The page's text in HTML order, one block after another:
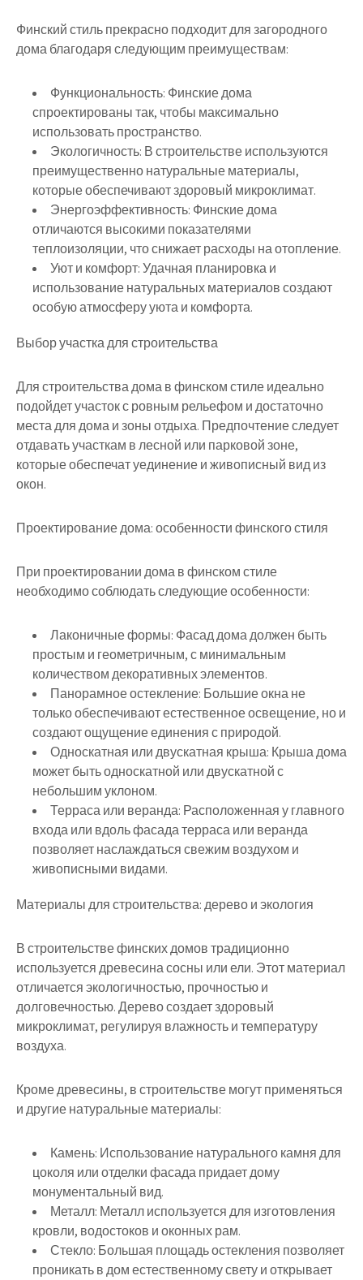
Финский стиль прекрасно подходит для загородного
дома благодаря следующим преимуществам:
Функциональность: Финские дома
спроектированы так, чтобы максимально
использовать пространство.
Экологичность: В строительстве используются
преимущественно натуральные материалы,
которые обеспечивают здоровый микроклимат.
Энергоэффективность: Финские дома
отличаются высокими показателями
теплоизоляции, что снижает расходы на отопление.
Уют и комфорт:Удачная планировка и
использование натуральных материалов создают
особую атмосферу уюта и комфорта.
Выбор участка для строительства
Для строительства дома в финском стиле идеально
подойдет участок с ровным рельефом и достаточно
места для дома и зоны отдыха. Предпочтение следует
отдавать участкам в лесной или парковой зоне,
которые обеспечат уединение и живописный вид из
окон.
Проектирование дома: особенности финского стиля
При проектировании дома в финском стиле
необходимо соблюдать следующие особенности:
Лаконичные формы: Фасад дома должен быть
простым и геометричным, с минимальным
количеством декоративных элементов.
Панорамное остекление: Большие окна не
только обеспечивают естественное освещение, но и
создают ощущение единения с природой.
Односкатная или двускатная крыша: Крыша дома
может быть односкатной или двускатной с
небольшим уклоном.
Терраса или веранда: Расположенная у главного
входа или вдоль фасада терраса или веранда
позволяет наслаждаться свежим воздухом и
живописными видами.
Материалы для строительства: дерево и экология
В строительстве финских домов традиционно
используется древесина сосны или ели. Этот материал
отличается экологичностью, прочностью и
долговечностью. Дерево создает здоровый
микроклимат, регулируя влажность и температуру
воздуха.
Кроме древесины, в строительстве могут применяться
и другие натуральные материалы:
Камень: Использование натурального камня для
цоколя или отделки фасада придает дому
монументальный вид.
Металл: Металл используется для изготовления
кровли, водостоков и оконных рам.
Стекло: Большая площадь остекления позволяет
проникать в дом естественному свету и открывает